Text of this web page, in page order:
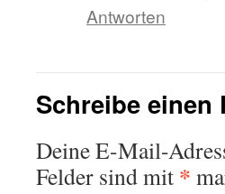
Antworten
Schreibe einen
Deine E-Mail-
Felder sind mit *